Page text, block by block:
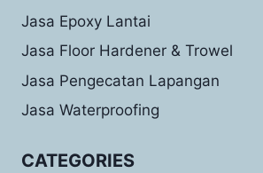
Jasa Epoxy Lantai
Jasa Floor Hardener & Trowel
Jasa Pengecatan Lapangan
Jasa Waterproofing
CATEGORIES